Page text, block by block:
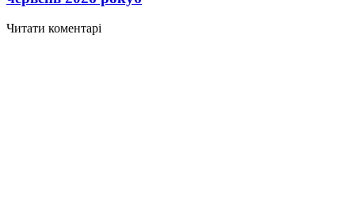
Читати коментарі